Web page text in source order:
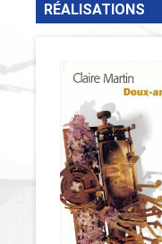
RÉALISATIONS